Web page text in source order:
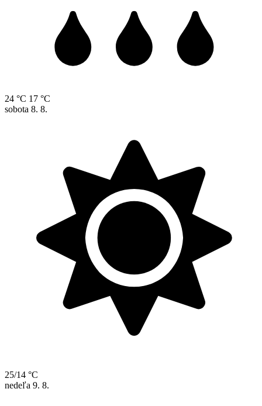
24 °C 17 °C
sobota 8. 8.
25/14 °C
nedeľa 9. 8.